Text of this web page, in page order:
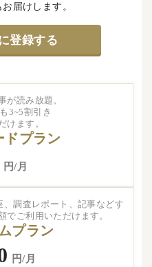
届けします。
登録する
が読み放題。
3~5割引き
けます。
ドプラン
円/月
調査レポート、記事などす
でご利用いただけます。
プラン
円/月